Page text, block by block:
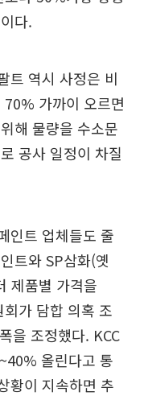
다.
트 역시 사정은 비
가까이 오르면
해 물량을 수소문
공사 일정이 차질
인트 업체들도 줄
트와 SP삼화(옛
제품별 가격을
가 담합 의혹 조
을 조정했다. KCC
올린다고 통
황이 지속하면 추